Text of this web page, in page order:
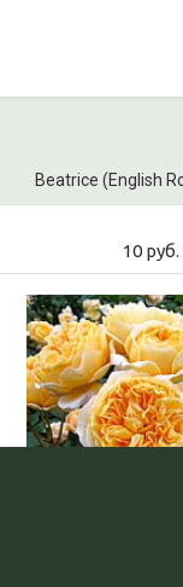
Beatrice (English
10 руб.